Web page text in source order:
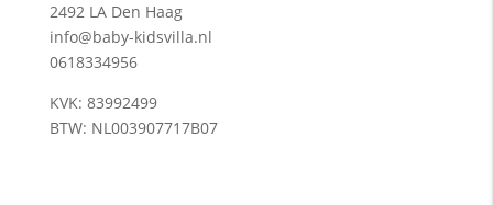
2492 LA Den Haag
info@baby-kidsvilla.nl
0618334956
KVK: 83992499
BTW: NL003907717B07